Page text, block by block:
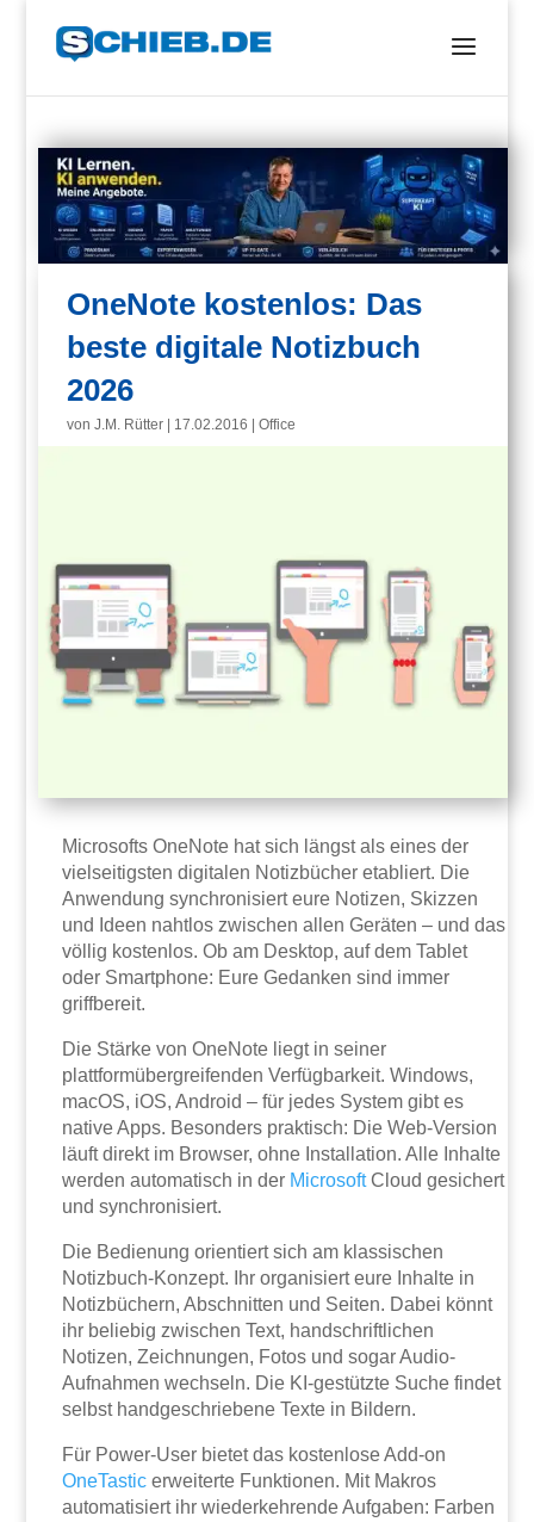
OneNote kostenlos: Das
beste digitale Notizbuch
2026
vonJ.M. Rütter 17.02.2016 |Office
Microsofts OneNote hat sich längst als eines der
vielseitigsten digitalen Notizbücher etabliert. Die
Anwendung synchronisiert eure Notizen, Skizzen
und Ideen nahtlos zwischen allen Geräten – und das
völlig kostenlos. Ob am Desktop, auf dem Tablet
oder Smartphone: Eure Gedanken sind immer
griffbereit.
Die Stärke von OneNote liegt in seiner
plattformübergreifenden Verfügbarkeit. Windows,
macOS, iOS, Android – für jedes System gibt es
native Apps. Besonders praktisch: Die Web-Version
läuft direkt im Browser, ohne Installation. Alle Inhalte
werden automatisch in der MicrosoftCloud gesichert
und synchronisiert.
Die Bedienung orientiert sich am klassischen
Notizbuch-Konzept. Ihr organisiert eure Inhalte in
Notizbüchern, Abschnitten und Seiten. Dabei könnt
ihr beliebig zwischen Text, handschriftlichen
Notizen, Zeichnungen, Fotos und sogar Audio-
Aufnahmen wechseln. Die KI-gestützte Suche findet
selbst handgeschriebene Texte in Bildern.
Für Power-User bietet das kostenlose Add-on
OneTastic erweiterte Funktionen. Mit Makros
automatisiert ihr wiederkehrende Aufgaben: Farben